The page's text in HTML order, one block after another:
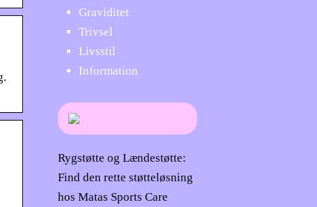
Graviditet
Trivsel
Livsstil
Information
Rygstøtte og Lændestøtte:
Find den rette støtteløsning
hos Matas Sports Care